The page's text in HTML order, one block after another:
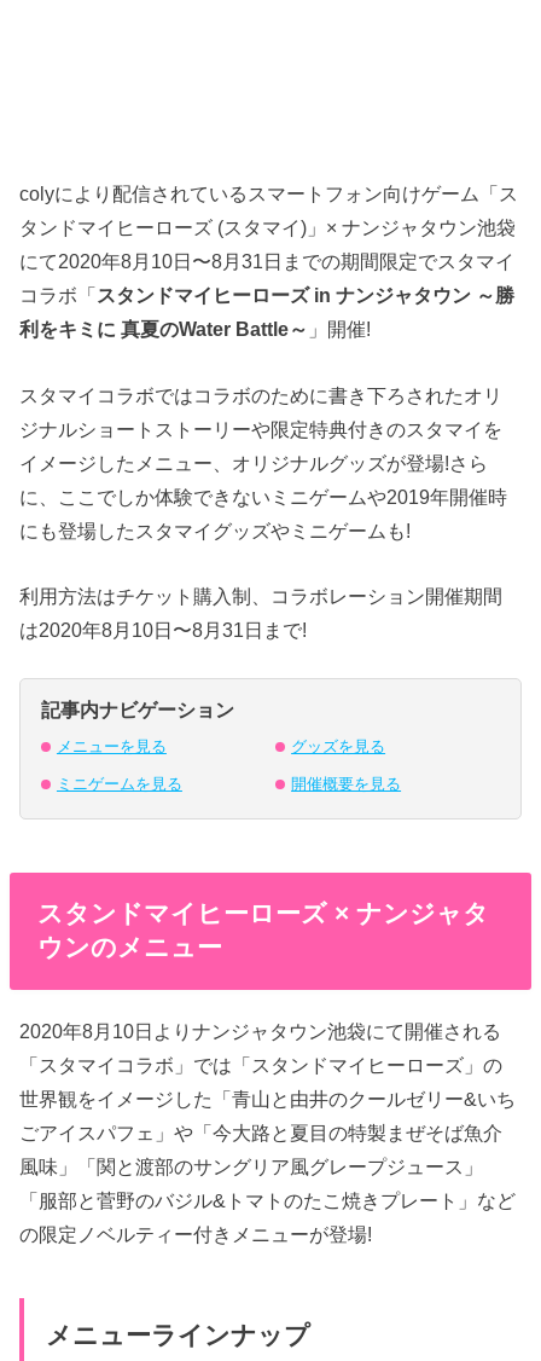
colyにより配信されているスマートフォン向けゲーム「ス
タンドマイヒーローズ (スタマイ)」× ナンジャタウン池袋
にて2020年8月10日〜8月31日までの期間限定でスタマイ
コラボ「 スタンドマイヒーローズ in ナンジャタウン ～勝
利をキミに 真夏のWater Battle～ 」開催!
スタマイコラボではコラボのために書き下ろされたオリ
ジナルショートストーリーや限定特典付きのスタマイを
イメージしたメニュー、オリジナルグッズが登場!さら
に、ここでしか体験できないミニゲームや2019年開催時
にも登場したスタマイグッズやミニゲームも!
利用方法はチケット購入制、コラボレーション開催期間
は2020年8月10日〜8月31日まで!
記事内ナビゲーション
メニューを見る グッズを見る
ミニゲームを見る 開催概要を見る
スタンドマイヒーローズ × ナンジャタ
ウンのメニュー
2020年8月10日よりナンジャタウン池袋にて開催される
「スタマイコラボ」では「スタンドマイヒーローズ」の
世界観をイメージした「青山と由井のクールゼリー&いち
ごアイスパフェ」や「今大路と夏目の特製まぜそば魚介
風味」「関と渡部のサングリア風グレープジュース」
「服部と菅野のバジル&トマトのたこ焼きプレート」など
の限定ノベルティー付きメニューが登場!
メニューラインナップ